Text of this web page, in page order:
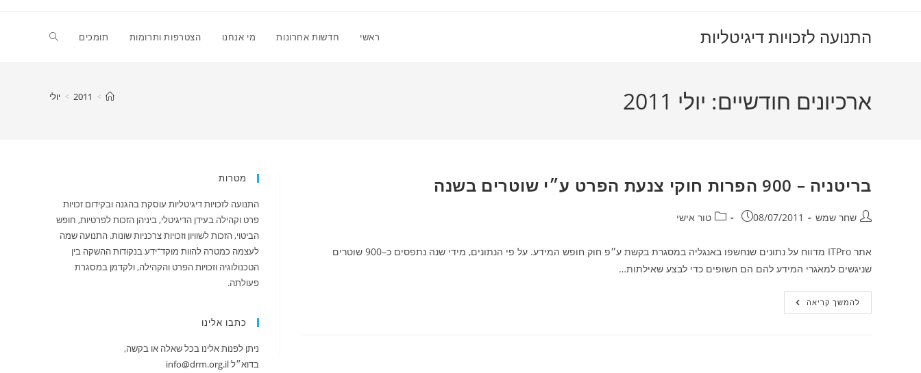
התנועה לזכויות דיגיטליות ראשי חדשות אחרונות מי אנחנו הצטרפות ותרומות תומכים Toggle
ארכיונים חודשיים: יולי 2011 >
2011
> יולי
בריטניה – 900 הפרות חוקי צנעת הפרט ע״י שוטרים בשנה
מחבר:שחר שמש פורסם:
08/07/2011 קטגוריה:
טור אישי
אתר ITPro מדווח על נתונים שנחשפו באנגליה במסגרת בקשת ע״פ חוק חופש המידע. על פי הנתונים, מידי שנה נתפסים כ–900 שוטרים
שניגשים למאגרי המידע להם הם חשופים כדי לבצע שאילתות…
להמשך קריאהבריטניה
–
מטרות
התנועה לזכויות דיגיטליות עוסקת בהגנה ובקידום זכויות
פרט וקהילה בעידן הדיגיטלי, ביניהן הזכות לפרטיות, חופש
הביטוי, הזכות לשוויון וזכויות צרכניות שונות. התנועה שמה
לעצמה כמטרה להוות מוקד־ידע בנקודות ההשקה בין
הטכנולוגיה וזכויות הפרט והקהילה, ולקדמן במסגרת
פעולתה.
כתבו אלינו
ניתן לפנות אלינו בכל שאלה או בקשה,
בדוא״לinfo@drm.org.il